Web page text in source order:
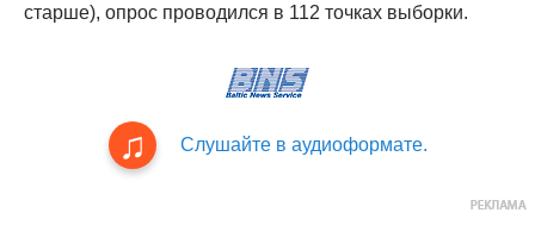
старше), опрос проводился в 112 точках выборки.
Слушайте в аудиоформате.